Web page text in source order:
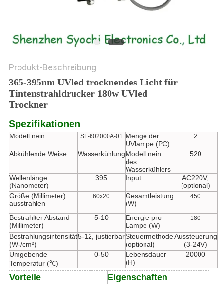
Produkt-Beschreibung
365-395nm UVled trocknendes Licht für
Tintenstrahldrucker 180w UVled
Trockner
Spezifikationen
Modell nein. SL-602000A-01 Menge der
UVlampe (PC)
2
Abkühlende Weise WasserkühlungModell nein
des
Wasserkühlers
520
Wellenlänge
(Nanometer)
395 Input
AC220V,
(optional)
Größe (Millimeter)
ausstrahlen
60x20
Gesamtleistung
(W)
450
Bestrahlter Abstand
(Millimeter)
5-10
Energie pro
Lampe (W)
180
Bestrahlungsintensität
(W-/cm²)
5-12, justierbarSteuermethode
(optional)
Aussteuerung
(3-24V)
Umgebende
Temperatur (℃)
0-50
Lebensdauer
(H)
20000
Vorteile Eigenschaften